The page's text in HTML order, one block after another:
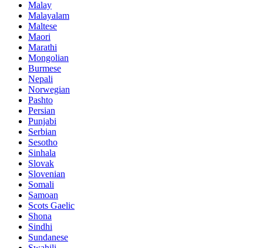
Malay
Malayalam
Maltese
Maori
Marathi
Mongolian
Burmese
Nepali
Norwegian
Pashto
Persian
Punjabi
Serbian
Sesotho
Sinhala
Slovak
Slovenian
Somali
Samoan
Scots Gaelic
Shona
Sindhi
Sundanese